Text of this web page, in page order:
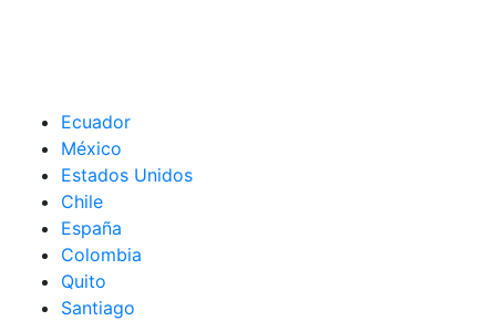
Ecuador
México
Estados Unidos
Chile
España
Colombia
Quito
Santiago